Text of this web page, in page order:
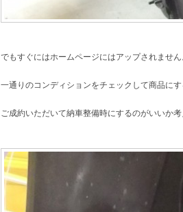
でもすぐにはホームページにはアップされませ
一通りのコンディションをチェックして商品に
ご成約いただいて納車整備時にするのがいいか